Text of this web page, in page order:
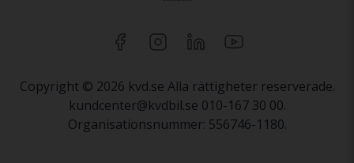
Copyright © 2026 kvd.se Alla rättigheter reserverade.
kundcenter@kvdbil.se 010-167 30 00.
Organisationsnummer: 556746-1180.